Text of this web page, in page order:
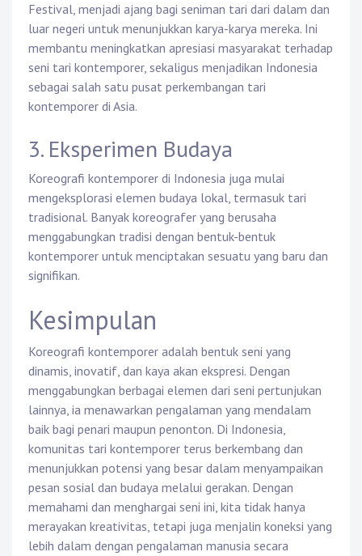
Festival, menjadi ajang bagi seniman tari dari dalam dan
luar negeri untuk menunjukkan karya-karya mereka. Ini
membantu meningkatkan apresiasi masyarakat terhadap
seni tari kontemporer, sekaligus menjadikan Indonesia
sebagai salah satu pusat perkembangan tari
kontemporer di Asia.
3. Eksperimen Budaya
Koreografi kontemporer di Indonesia juga mulai
mengeksplorasi elemen budaya lokal, termasuk tari
tradisional. Banyak koreografer yang berusaha
menggabungkan tradisi dengan bentuk-bentuk
kontemporer untuk menciptakan sesuatu yang baru dan
signifikan.
Kesimpulan
Koreografi kontemporer adalah bentuk seni yang
dinamis, inovatif, dan kaya akan ekspresi. Dengan
menggabungkan berbagai elemen dari seni pertunjukan
lainnya, ia menawarkan pengalaman yang mendalam
baik bagi penari maupun penonton. Di Indonesia,
komunitas tari kontemporer terus berkembang dan
menunjukkan potensi yang besar dalam menyampaikan
pesan sosial dan budaya melalui gerakan. Dengan
memahami dan menghargai seni ini, kita tidak hanya
merayakan kreativitas, tetapi juga menjalin koneksi yang
lebih dalam dengan pengalaman manusia secara